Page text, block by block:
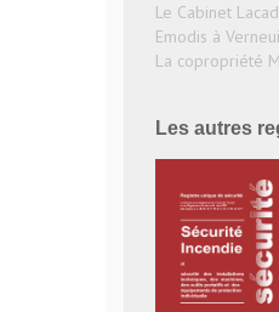
Le Cabinet
Emodis à
La copropriété
Les autres